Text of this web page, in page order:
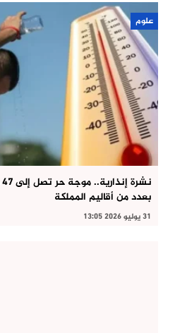
علوم
بعدد من أقاليم المملكة
31 يوليو 2026 13:05